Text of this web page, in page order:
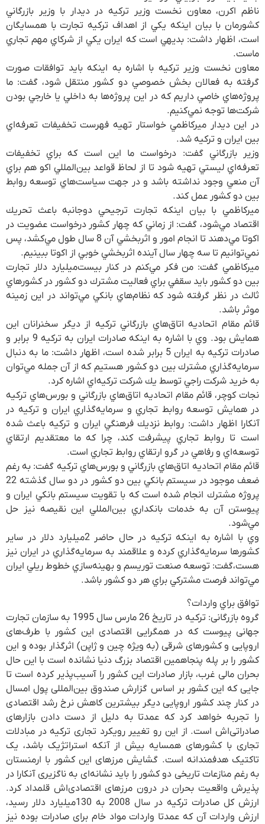
ناظم اكرن، معاون نخست وزير تركيه در ديدار با وزير بازرگاني
كشورمان با بيان اينكه يكي از اهداف تركيه تجارت با همسايگان
است، اظهار داشت: بديهي است كه ايران يكي از شركاي مهم تجاري
ماست.
معاون نخست وزير تركيه با اشاره به اينكه بايد توافقات صورت
گرفته به فعالان بخش خصوصي دو كشور منتقل شود، گفت: ما
پروژه‌هاي خاصي داريم كه در اين پروژه‌ها به داخلي يا خارجي بودن
شركت‌ها توجه نمي‌كنيم.
در این دیدار ميركاظمي خواستار تهيه فهرست تخفيفات تعرفه‌اي
بين ايران و تركيه شد.
وزير بازرگاني گفت: درخواست ما اين است كه براي تخفيفات
تعرفه‌اي ليستي تهيه شود تا از لحاظ قواعد بين‌المللي اكو هم براي
آن منعي وجود نداشته باشد و در جهت سياست‌هاي توسعه روابط
بين دو كشور عمل كند.
ميركاظمي با بيان اينكه تجارت ترجيحي دوجانبه باعث تحريك
اقتصاد مي‌شود، گفت: از زماني كه چهار كشور درخواست عضويت در
اكوتا مي‌دهند تا انجام امور و اثربخشي آن 8 سال طول مي‌كشد، پس
نمي‌توانيم تا سه چهار سال آينده اثربخشي خوبي از اكوتا ببينيم.
ميركاظمي گفت: من فكر مي‌كنم در كنار بيست‌ميليارد دلار تجارت
بين دو كشور بايد سقفي براي فعاليت مشترك دو كشور در كشورهاي
ثالث در نظر گرفته شود كه نظام‌هاي بانكي مي‌تواند در اين زمينه
موثر باشد.
قائم مقام اتحاديه اتاق‌هاي بازرگاني تركيه از ديگر سخنرانان اين
همايش بود. وي با اشاره به اينكه صادرات ايران به تركيه 9 برابر و
صادرات تركيه به ايران 5 برابر شده است، اظهار داشت: ما به دنبال
سرمايه‌گذاري مشترك بين دو كشور هستيم كه از آن جمله مي‌توان
به خريد شركت راجي توسط يك شركت تركيه‌اي اشاره كرد.
نجات كوچر، قائم مقام اتحاديه اتاق‌هاي بازرگاني و بورس‌هاي تركيه
در همايش توسعه روابط تجاري و سرمايه‌گذاري ايران و تركيه در
آنكارا اظهار داشت: روابط نزديك فرهنگي ايران و تركيه باعث شده
است تا روابط تجاري پيشرفت كند، چرا كه ما معتقديم ارتقاي
توسعه‌اي و رفاهي در گرو ارتقاي روابط تجاري است.
قائم مقام اتحاديه اتاق‌هاي بازرگاني و بورس‌هاي تركيه گفت: به رغم
ضعف موجود در سيستم بانكي بين دو كشور در دو سال گذشته 22
پروژه مشترك انجام شده است كه با تقويت سيستم بانكي ايران و
پيوستن آن به خدمات بانكداري بين‌المللي اين نقيصه نيز حل
مي‌شود.
وي با اشاره به اينكه تركيه در حال حاضر 2‌ميليارد دلار در ساير
كشورها سرمايه‌گذاري كرده و علاقمند به سرمايه‌گذاري در ايران نيز
هست،گفت: توسعه صنعت توريسم و بهينه‌سازي خطوط ريلي ايران
مي‌تواند فرصت مشتركي براي هر دو كشور باشد‌.
توافق براي واردات؟
گروه بازرگانی: ترکیه در تاریخ 26 مارس سال 1995 به سازمان تجارت
جهانی پیوست که در همگرایی اقتصادی این کشور با طرف‌های
اروپایی و کشورهای شرقی (به ویژه چین و ژاپن) اثرگذار بوده و این
کشور را بر پله پنجاهمین اقتصاد بزرگ دنیا نشانده است با این حال
بحران مالی غرب، بازار صادرات این کشور را آسیب‌پذیر کرده است تا
جایی که این کشور بر اساس گزارش صندوق بین‌المللی پول امسال
در کنار چند کشور اروپایی دیگر بیشترین کاهش نرخ رشد اقتصادی
را تجربه خواهد کرد که عمدتا به دلیل از دست دادن بازارهای
صادراتی‌اش است. از این رو تغییر رویکرد تجاری ترکیه در مبادلات
تجاری با کشورهای همسایه بیش از آنکه استراتژیک باشد، یک
تاکتیک هدفمندانه است. گشایش مرز‌های این کشور با ارمنستان
به رغم منازعات تاریخی دو کشور را باید نشانه‌ای به ناگزیری آنکارا در
پذیرش واقعیت بحران در درون مرزهای اقتصادی‌اش قلمداد کرد.
ارزش کل صادرات ترکیه در سال 2008 به 130‌میلیارد دلار رسید،
ارزش واردات آن که عمدتا واردات مواد خام برای صادرات بوده نیز